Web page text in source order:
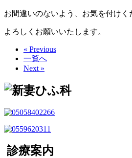
お間違いのないよう、お気を付けく
よろしくお願いいたします。
« Previous
一覧へ
Next »
診療案内